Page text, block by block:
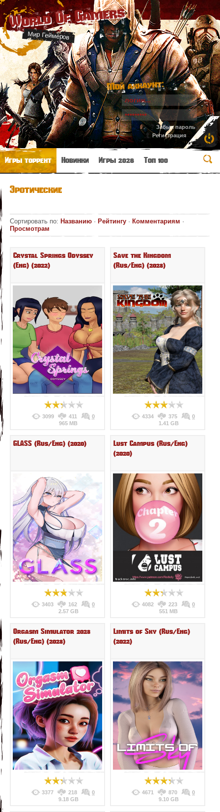
World Of Gamers
Мир Геймеров
Мой аккаунт:
Забыл пароль
Регистрация
Игры торрент Новинки Игры 2026 Топ 100
Эротические
Сортировать по: Названию · Рейтингу · Комментариям ·
Просмотрам
Crystal Springs Odyssey
(Eng) (2022)
3099 411
0
965 MB
Save the Kingdom
(Rus/Eng) (2023)
4334 375
0
1.41 GB
GLASS (Rus/Eng) (2020)
3403 162
0
2.57 GB
Lust Campus (Rus/Eng)
(2020)
4082 223
0
551 MB
Orgasm Simulator 2023
(Rus/Eng) (2023)
3377 218
0
9.18 GB
Limits of Sky (Rus/Eng)
(2022)
4671 870
0
9.10 GB